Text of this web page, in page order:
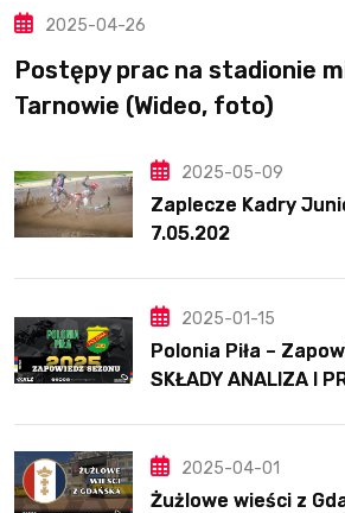
2025-04-26
Postępy prac na stadionie
Tarnowie (Wideo, foto)
2025-05-09
Zaplecze Kadry
7.05.202
2025-01-15
Polonia Piła –
SKŁADY ANALIZA I
2025-04-01
Żużlowe wieści z